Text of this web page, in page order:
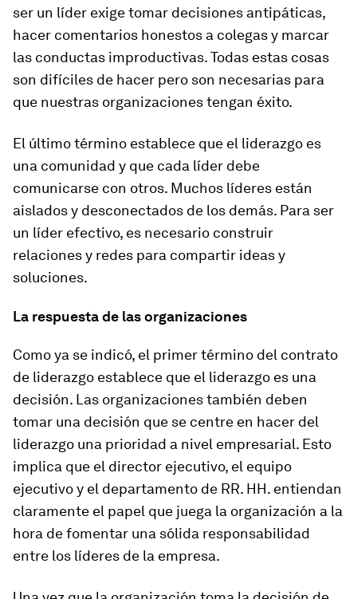
ser un líder exige tomar decisiones antipáticas,
hacer comentarios honestos a colegas y marcar
las conductas improductivas. Todas estas cosas
son difíciles de hacer pero son necesarias para
que nuestras organizaciones tengan éxito.
El último término establece que el liderazgo es
una comunidad y que cada líder debe
comunicarse con otros. Muchos líderes están
aislados y desconectados de los demás. Para ser
un líder efectivo, es necesario construir
relaciones y redes para compartir ideas y
soluciones.
La respuesta de las organizaciones
Como ya se indicó, el primer término del contrato
de liderazgo establece que el liderazgo es una
decisión. Las organizaciones también deben
tomar una decisión que se centre en hacer del
liderazgo una prioridad a nivel empresarial. Esto
implica que el director ejecutivo, el equipo
ejecutivo y el departamento de RR. HH. entiendan
claramente el papel que juega la organización a la
hora de fomentar una sólida responsabilidad
entre los líderes de la empresa.